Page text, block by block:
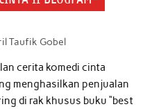
Taufik Gobel
cerita komedi cinta
menghasilkan penjualan
di rak khusus buku “best